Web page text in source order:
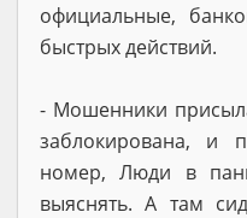
официальные,
быстрых действий.
- Мошенники
заблокирована, и
номер, Люди в
выяснять. А там